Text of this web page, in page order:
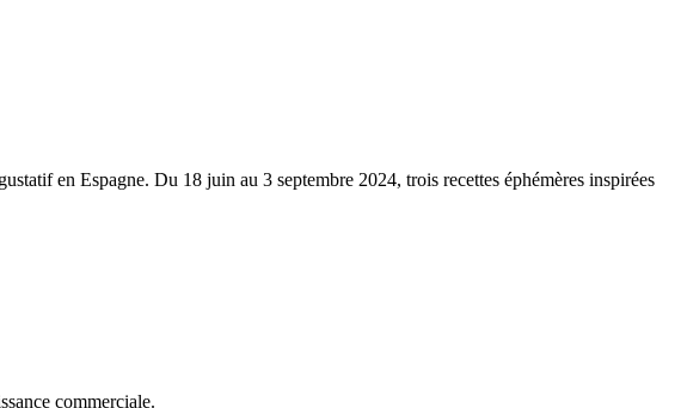
en Espagne. Du 18 juin au 3 septembre 2024, trois recettes éphémères inspirées
commerciale.